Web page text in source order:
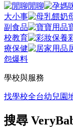
閒聊
大小事
副食品
校教育
療保健
怨爆料
學校與服務
找學校全台幼兒園
搜尋